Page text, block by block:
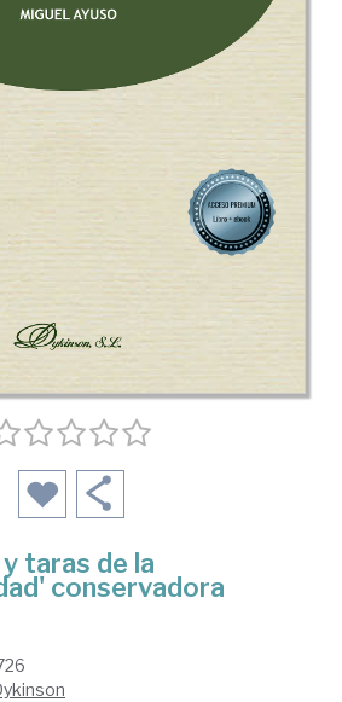
taras de la
conservadora